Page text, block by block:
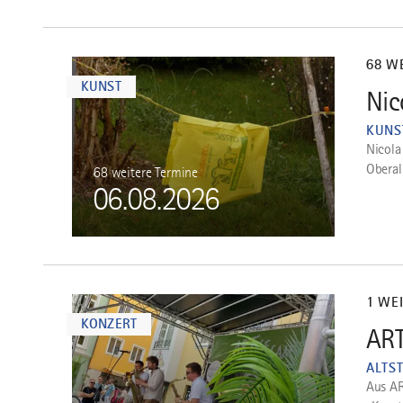
KUNST
68
4
06.08.2026
68 weitere Termine
KONZERT
1
5
Aus